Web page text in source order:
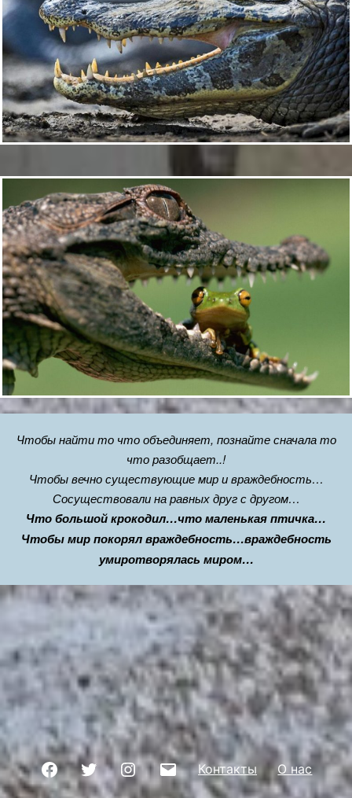
Чтобы найти то что объединяет, познайте сначала то
что разобщает..!
Чтобы вечно существующие мир и враждебность…
Сосуществовали на равных друг с другом…
Что большой крокодил…что маленькая птичка…
Чтобы мир покорял враждебность…враждебность
умиротворялась миром…
FacebookTwitterInstagramПочтаКонтакты О нас